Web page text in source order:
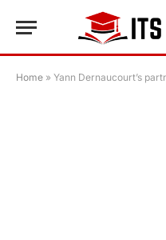
Home » Yann Dernaucourt’s partner and